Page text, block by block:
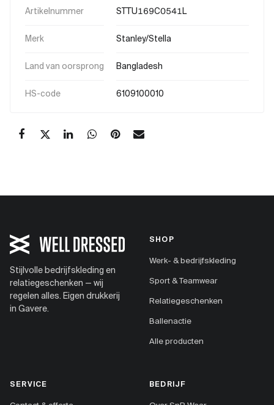
Artikelnummer STTU169C0541L
Merk Stanley/Stella
Land van oorsprong Bangladesh
HS-code 6109100010
Stijlvolle bedrijfskleding en
relatiegeschenken — wij
regelen alles. Eigen drukkerij
in Gavere.
SHOP
Werk- & bedrijfskleding
Sport & Teamwear
Relatiegeschenken
Ballenactie
Alle producten
SERVICE BEDRIJF